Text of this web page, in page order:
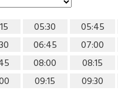
05:30 05:45
06:45 07:00
08:00 08:15
09:15 09:30